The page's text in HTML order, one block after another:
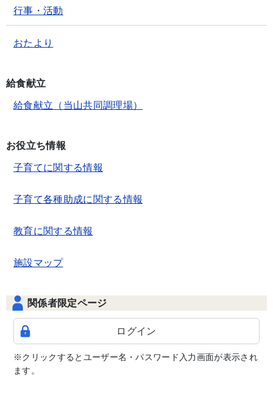
行事・活動
おたより
給食献立
給食献立（当山共同調理場）
お役立ち情報
子育てに関する情報
子育て各種助成に関する情報
教育に関する情報
施設マップ
関係者限定ページ
ログイン
※クリックするとユーザー名・パスワード入力画面が表示され
ます。